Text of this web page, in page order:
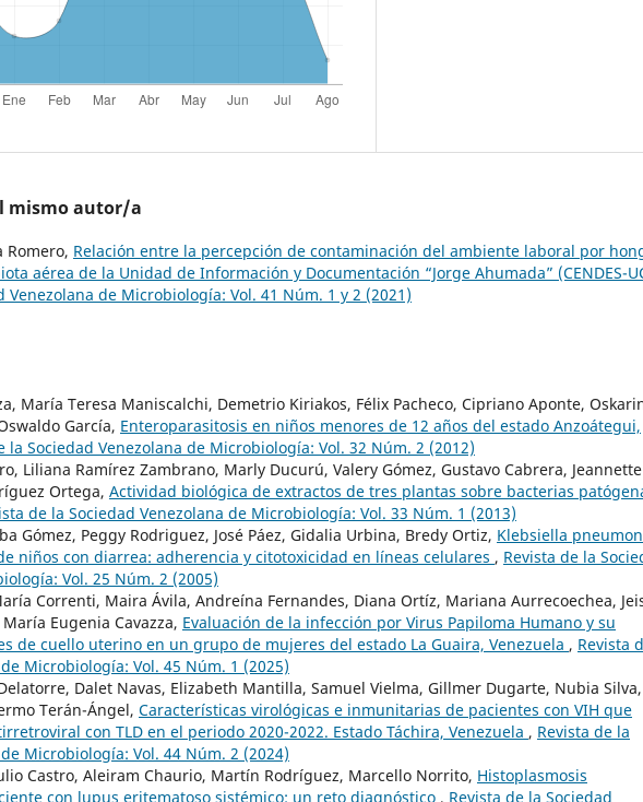
mismo autor/a
Romero, Relación entre la percepción de contaminación del ambiente laboral por
aérea de la Unidad de Información y Documentación “Jorge Ahumada” (CENDES-
Venezolana de Microbiología: Vol. 41 Núm. 1 y 2 (2021)
María Teresa Maniscalchi, Demetrio Kiriakos, Félix Pacheco, Cipriano Aponte,
García, Enteroparasitosis en niños menores de 12 años del estado Anzoátegui,
la Sociedad Venezolana de Microbiología: Vol. 32 Núm. 2 (2012)
Liliana Ramírez Zambrano, Marly Ducurú, Valery Gómez, Gustavo Cabrera, Jeannette
Ortega, Actividad biológica de extractos de tres plantas sobre bacterias
de la Sociedad Venezolana de Microbiología: Vol. 33 Núm. 1 (2013)
Gómez, Peggy Rodriguez, José Páez, Gidalia Urbina, Bredy Ortiz, Klebsiella
niños con diarrea: adherencia y citotoxicidad en líneas celulares , Revista de la
Vol. 25 Núm. 2 (2005)
Correnti, Maira Ávila, Andreína Fernandes, Diana Ortíz, Mariana Aurrecoechea,
Eugenia Cavazza, Evaluación de la infección por Virus Papiloma Humano y su
de cuello uterino en un grupo de mujeres del estado La Guaira, Venezuela , Revista
Microbiología: Vol. 45 Núm. 1 (2025)
Dalet Navas, Elizabeth Mantilla, Samuel Vielma, Gillmer Dugarte, Nubia Silva,
Terán-Ángel, Características virológicas e inmunitarias de pacientes con VIH que
con TLD en el periodo 2020-2022. Estado Táchira, Venezuela , Revista de la
Microbiología: Vol. 44 Núm. 2 (2024)
Castro, Aleiram Chaurio, Martín Rodríguez, Marcello Norrito, Histoplasmosis
con lupus eritematoso sistémico: un reto diagnóstico , Revista de la Sociedad